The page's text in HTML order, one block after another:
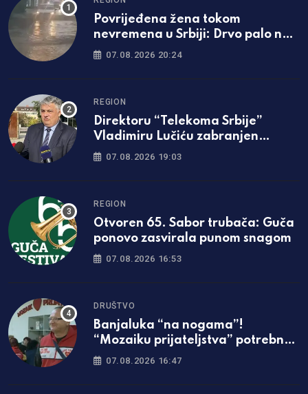
Povrijeđena žena tokom
nevremena u Srbiji: Drvo palo na
nju, hitno prevezena u bolnicu
07.08.2026 20:24
REGION
Direktoru “Telekoma Srbije”
Vladimiru Lučiću zabranjen
ulazak na Kosmet
07.08.2026 19:03
REGION
Otvoren 65. Sabor trubača: Guča
ponovo zasvirala punom snagom
07.08.2026 16:53
DRUŠTVO
Banjaluka “na nogama”!
“Mozaiku prijateljstva” potrebna
parcela za gradnju javne kuhinje
07.08.2026 16:47